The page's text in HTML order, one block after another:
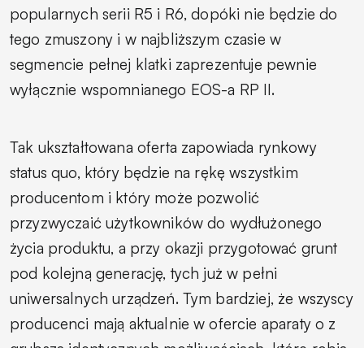
popularnych serii R5 i R6, dopóki nie będzie do
tego zmuszony i w najbliższym czasie w
segmencie pełnej klatki zaprezentuje pewnie
wyłącznie wspomnianego EOS-a RP II.
Tak ukształtowana oferta zapowiada rynkowy
status quo, który będzie na rękę wszystkim
producentom i który może pozwolić
przyzwyczaić użytkowników do wydłużonego
życia produktu, a przy okazji przygotować grunt
pod kolejną generację, tych już w pełni
uniwersalnych urządzeń. Tym bardziej, że wszyscy
producenci mają aktualnie w ofercie aparaty o z